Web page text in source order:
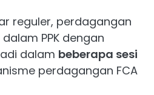
reguler, perdagangan
PPK dengan
dalam beberapa sesi
perdagangan FCA